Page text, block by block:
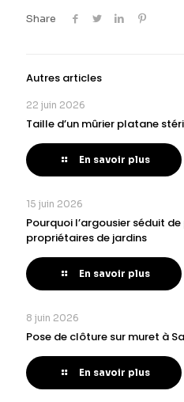
Share
Autres articles
22 juin 2026
Taille d’un mûrier platane
En savoir plus
15 juin 2026
Pourquoi l’argousier séduit
propriétaires de jardins
En savoir plus
8 juin 2026
Pose de clôture sur muret à
En savoir plus